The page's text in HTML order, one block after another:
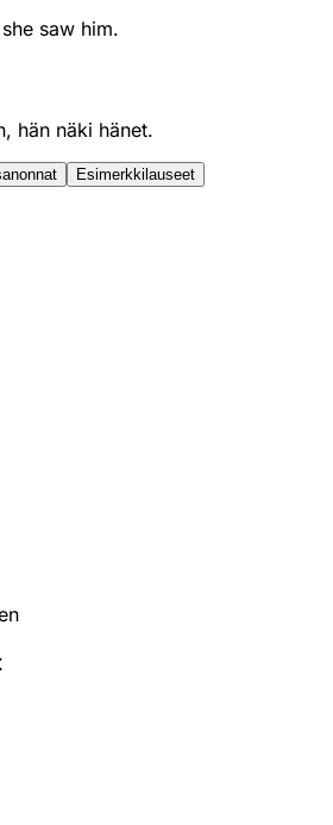
saw him.
hän näki hänet.
Esimerkkilauseet